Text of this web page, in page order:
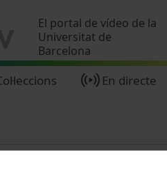
El portal de vídeo de la
Universitat de
Barcelona
En directe